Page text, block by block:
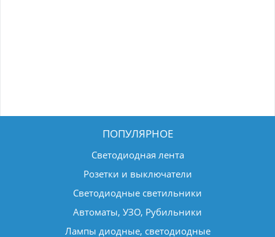
ПОПУЛЯРНОЕ
Светодиодная лента
Розетки и выключатели
Светодиодные светильники
Автоматы, УЗО, Рубильники
Лампы диодные, светодиодные